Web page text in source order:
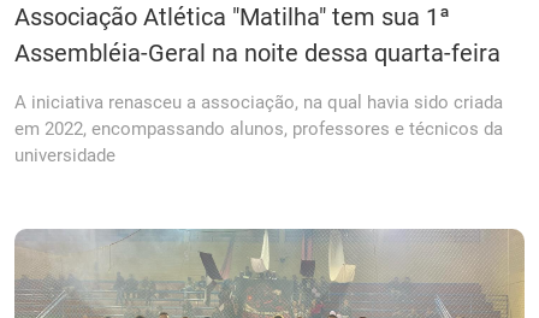
Associação Atlética "Matilha" tem sua 1ª
Assembléia-Geral na noite dessa quarta-feira
A iniciativa renasceu a associação, na qual havia sido criada
em 2022, encompassando alunos, professores e técnicos da
universidade